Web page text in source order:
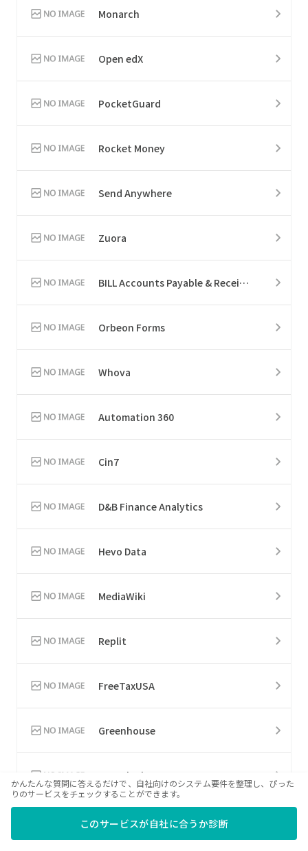
Monarch
Open edX
PocketGuard
Rocket Money
Send Anywhere
Zuora
BILL Accounts Payable & Receivable
Orbeon Forms
Whova
Automation 360
Cin7
D&B Finance Analytics
Hevo Data
MediaWiki
Replit
FreeTaxUSA
Greenhouse
H&R Block
HiHello
かんたんな質問に答えるだけで、自社向けのシステム要件を整理し、ぴった
りのサービスをチェックすることができます。
このサービスが自社に合うか診断